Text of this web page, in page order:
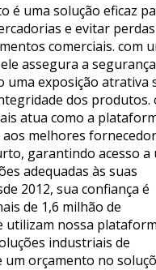
é uma solução eficaz
e evitar
comerciais. com
assegura a
uma exposição atrativa
dos produtos.
atua como a
aos melhores
garantindo acesso a
adequadas às suas
2012, sua confiança é
de 1,6 milhão de
utilizam nossa
industriais de
um orçamento no